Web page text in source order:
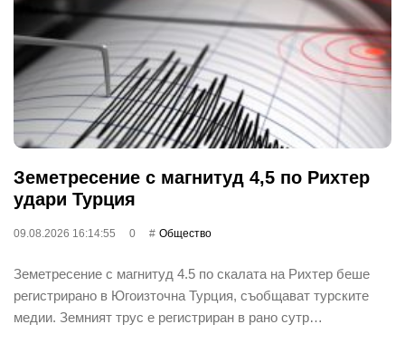
Земетресение с магнитуд 4,5 по Рихтер
удари Турция
09.08.2026 16:14:55 0 Общество
Земетресение с магнитуд 4.5 по скалата на Рихтер беше
регистрирано в Югоизточна Турция, съобщават турските
медии. Земният трус е регистриран в рано сутр…